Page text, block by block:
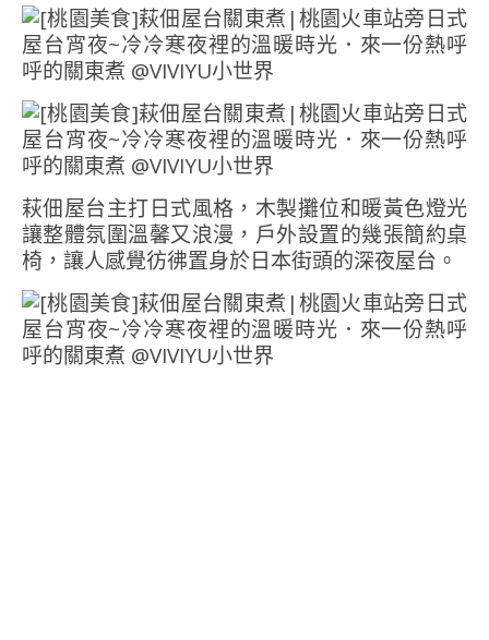
萩佃屋台主打日式風格，木製攤位和暖黃色燈光
讓整體氛圍溫馨又浪漫，戶外設置的幾張簡約桌
椅，讓人感覺彷彿置身於日本街頭的深夜屋台。